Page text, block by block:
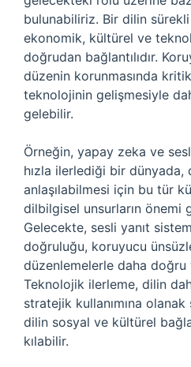
bulunabiliriz. Bir dilin
ekonomik, kültürel ve
doğrudan bağlantılıdır.
düzenin korunmasında
teknolojinin gelişmesiyle
gelebilir.
Örneğin, yapay zeka ve
hızla ilerlediği bir dünyada,
anlaşılabilmesi için bu tür
dilbilgisel unsurların önemi
Gelecekte, sesli yanıt
doğruluğu, koruyucu
düzenlemelerle daha
Teknolojik ilerleme, dilin
stratejik kullanımına
dilin sosyal ve kültürel
kılabilir.